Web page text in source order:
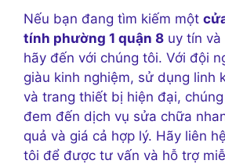
Nếu bạn đang tìm kiếm một
tính phường 1 quận 8 uy tín và
hãy đến với chúng tôi. Với đội
giàu kinh nghiệm, sử dụng linh
và trang thiết bị hiện đại,
đem đến dịch vụ sửa chữa
quả và giá cả hợp lý. Hãy liên
tôi để được tư vấn và hỗ trợ